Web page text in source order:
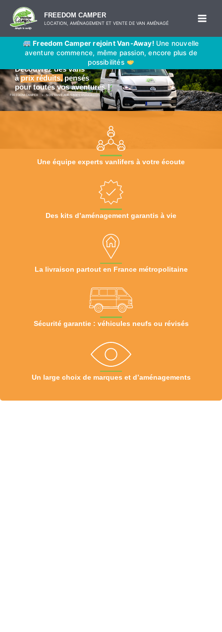
contenu
FREEDOM CAMPER
LOCATION, AMÉNAGEMENT ET VENTE DE VAN AMÉNAGÉ
Freedom Camper rejoint Van-Away!Une nouvelle
aventure commence, même passion, encore plus de
possibilités
NOS VANS AMÉNAGÉS
Découvrez des vans
àprix réduits,pensés
pour toutes vos aventures !
FREEDOM CAMPER NOS VANS AMENAGES D’OCCASION
Une équipe experts vanlifers à votre écoute​
Des kits d’aménagement garantis à vie
La livraison partout en France métropolitaine
Sécurité garantie : véhicules neufs ou révisés
Un large choix de marques et d’aménagements